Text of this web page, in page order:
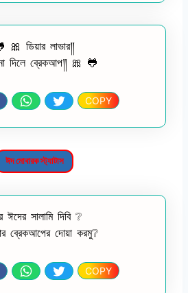
🎀 ডিয়ার লাভার༎
না দিলে ব্রেকআপ༎ 🎀 🐸
COPY
ঈদ মোবারক স্ট্যাটাস
ঈদের সালামি দিবি ❔
ব্রেকআপের দোয়া করমু❔
COPY